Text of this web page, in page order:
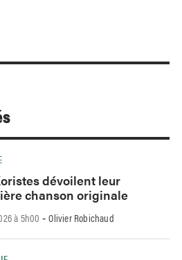
dévoilent leur
chanson originale
à 5h00 -Olivier Robichaud